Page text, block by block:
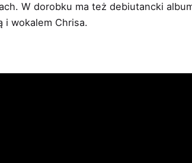
W dorobku ma też debiutancki
i wokalem Chrisa.